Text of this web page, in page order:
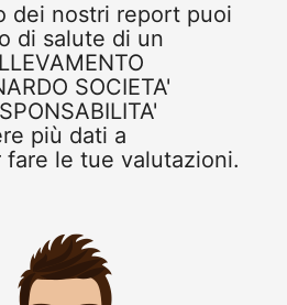
dei nostri report puoi
di salute di un
SOCIETA'
più dati a
le tue valutazioni.